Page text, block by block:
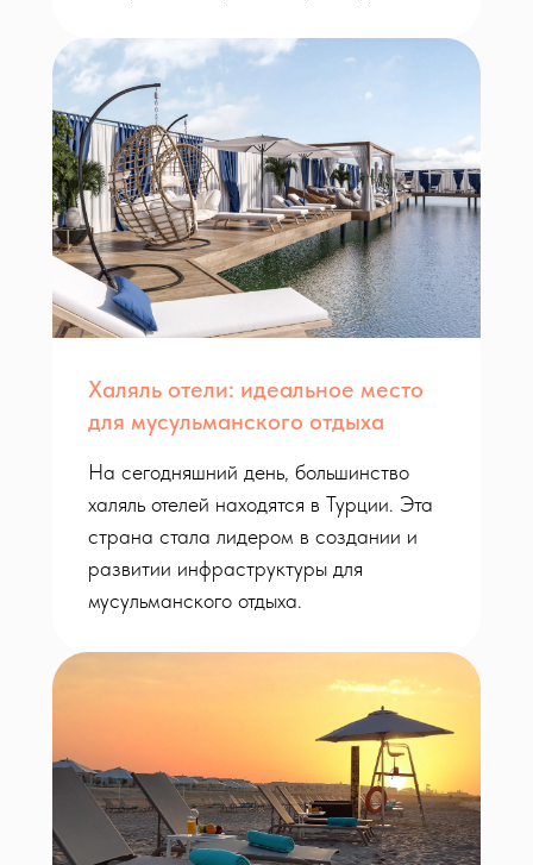
Халяль отели: идеальное место
для мусульманского отдыха
На сегодняшний день, большинство
халяль отелей находятся в Турции. Эта
страна стала лидером в создании и
развитии инфраструктуры для
мусульманского отдыха.